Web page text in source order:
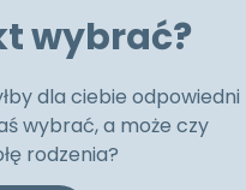
wybrać?
dla ciebie odpowiedni
wybrać, a może czy
rodzenia?